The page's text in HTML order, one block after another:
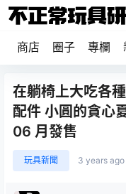
商店 圈子 專欄
在躺椅上大吃各
配件 小圓的貪心
06 月發售
玩具新聞 3 years ago